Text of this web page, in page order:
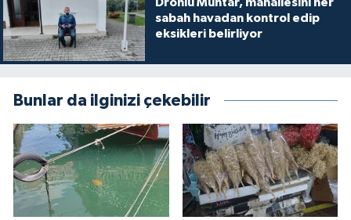
Dronlu Muhtar, mahallesini her
sabah havadan kontrol edip
eksikleri belirliyor
Bunlar da ilginizi çekebilir